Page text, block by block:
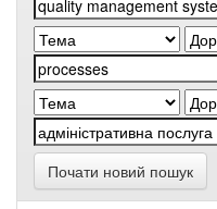
Почати новий пошук